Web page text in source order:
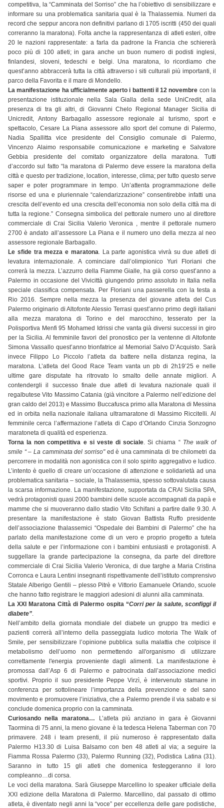
competitiva, la “Camminata del Sorriso” che ha l’obiettivo di sensibilizzare e
informare su una problematica sanitaria qual è la Thalassemia. Numeri da
record che seppur ancora non definitivi parlano di 1705 iscritti (450 dei quali
correranno la maratona). Folta anche la rappresentanza di atleti esteri, oltre
20 le nazioni rappresentate: a farla da padrone la Francia che schiererà
poco più di 100 atleti; in gara anche un buon numero di podisti inglesi,
finlandesi, sloveni, tedeschi e belgi. Una maratona, lo ricordiamo che
quest’anno abbraccerà tutta la città attraverso i siti culturali più importanti, il
parco della Favorita e il mare di Mondello.
La manifestazione ha ufficialmente aperto i battenti il 12 novembre con la
presentazione istituzionale nella Sala Gialla della sede UniCredit, alla
presenza di tra gli altri, di Giovanni Chelo Regional Manager Sicilia di
Unicredit, Antony Barbagallo assessore regionale al turismo, sport e
spettacolo, Cesare La Piana assessore allo sport del comune di Palermo,
Nadia Spallitta vice presidente del Consiglio comunale di Palermo,
Vincenzo Alaimo responsabile comunicazione e marketing e Salvatore
Gebbia presidente del comitato organizzatore della maratona. Tutti
d’accordo sul fatto “la maratona di Palermo deve essere la maratona della
città e questo per tradizione, location, interesse, clima; per tutto questo serve
saper e poter programmare in tempo. Un’attenta programmazione delle
risorse ed una e pluriennale “calendarizzazione” consentirebbe infatti una
crescita dell’evento ed una crescita dell’economia non solo della città ma di
tutta la regione.” Consegna simbolica del pettorale numero uno al direttore
commerciale di Crai Sicilia Valerio Veronica , mentre il pettorale numero
2700 è andato all’assessore La Piana e il numero uno della mezza al neo
assessore regionale Barbagallo.
Le sfide tra mezza e maratona. La parte agonistica vivrà su due atleti di
levatura internazionale. A cominciare dall’olimpionico Yuri Floriani che
correrà la mezza. L’azzurro della Fiamme Gialle, ha già corso quest’anno a
Palermo in occasione del Vivicittà giungendo primo assoluto in Italia nella
speciale classifica compensata. Per Floriani una passerella con la testa a
Rio 2016. Sempre nella mezza la presenza del giovane atleta del Cus
Palermo originario di Altofonte Alessio Terrasi quest’anno primo degli italiani
alla mezza maratona di Torino e del marocchino, tesserato per la
Polisportiva Menfi 95 Mohamed Idrissi che vanta già diversi successi in giro
per la Sicilia. Al femminile favori del pronostico per la ventenne di Altofonte
Simona Vassallo quest’anno trionfatrice al Memorial Salvo D’Acquisto. Sarà
invece Filippo Lo Piccolo l’atleta da battere nella distanza regina, la
maratona. L’atleta del Good Race Team vanta un pb di 2h19’25 e nelle
ultime gare disputate ha ritrovato lo smalto delle annate migliori. A
contendergli il successo finale due atleti di levatura nazionale quali il
regalbutese Vito Massimo Catania (già vincitore a Palermo nell’edizione del
gran caldo del 2013) e Massimo Buccafusca primo alla Maratona di Messina
ed in orbita nella nazionale italiana ultramaratone di Massimo Riccitelli. Al
femminile cerca l’affermazione l’atleta di Capo d’Orlando Cinzia Sonzogno
maratoneta di qualità ed esperienza.
Torna la non competitiva e si veste di sociale. Si chiama “ The walk of
smile “ – La camminata del sorriso"ed è una camminata di tre chilometri da
percorrere in modalità non agonistica con il solo spirito aggregativo e ludico.
L’intento è quello di creare un’occasione di attenzione e solidarietà ad una
problematica sanitaria – sociale, la Thalassemia, spesso sottovalutata causa
la scarsa informazione. La manifestazione, supportata da CRAI Sicilia SPA,
vedrà protagonisti quasi 2000 bambini delle scuole accompagnati da papà e
mamme che si muoveranno dallo stadio Vito Schifani a partire dalle 9.30. A
presentare la manifestazione è stato Giovan Battista Ruffo presidente
dell’associazione thalassemici “Ospedale dei Bambini di Palermo” che ha
parlato della manifestazione come di un vero e proprio progetto a tutela
della salute e per l’informazione con i bambini entusiasti e protagonisti. A
suggellare la grande partecipazione la consegna, da parte del direttore
commerciale di Crai Sicilia Valerio Veronica, di due targhe a Maria Cristina
Corronca e Laura Lentini insegnanti rispettivamente dell’istituto comprensivo
Statale Alberigo Gentili – plesso Pitrè e Vittorio Eamanuele Orlando, scuole
che hanno fatto registrare le maggiori adesioni di alunni alla camminata.
La XXI Maratona Città di Palermo ospita “Corri per la salute, sconfiggi il
diabete”.
Nell’ambito della giornata mondiale del diabete un gruppo tra medici e
pazienti correrà all’interno della passeggiata ludico motoria The Walk of
Smile, per sensibilizzare l’opinione pubblica sulla malattia che colpisce il
metabolismo dell’uomo non permettendo all'organismo di utilizzare
correttamente l'energia proveniente dagli alimenti. La manifestazione è
promossa dall’Asp 6 di Palermo e patrocinata dall’associazione medici
sportivi. Proprio il suo presidente Peppe Virzì, è intervenuto stamane in
conferenza per sottolineare l’importanza della prevenzione e del sano
movimento e promuovere l’iniziativa, che a Palermo prende il via sabato e si
conclude domenica proprio con la camminata.
Curiosando nella maratona…
L’atleta più anziano in gara è Giovanni
Taormina di 75 anni, la meno giovane è la tedesca Helena Taberman con 70
primavere. 248 i team presenti, il più numeroso è rappresentato dalla
Palermo H13.30 di Luisa Balsamo con ben 48 atleti al via; a seguire la
Fiamma Rossa Palermo (33), Palermo Running (32), Podistica Latina (31).
Saranno in tutto 15 gli atleti che domenica festeggeranno il loro
compleanno…di corsa.
Le voci della maratona. Sarà Giuseppe Marcellino lo speaker ufficiale della
XXI edizione della Maratona di Palermo. Marcellino, dal passato di ottimo
atleta, è diventato negli anni la “voce” per eccellenza delle gare podistiche,